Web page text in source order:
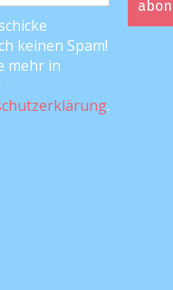
keinen Spam!
mehr in
.